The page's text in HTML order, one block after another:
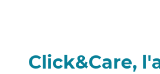
Click&Care,